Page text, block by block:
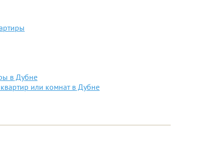
в Дубне
или комнат в Дубне